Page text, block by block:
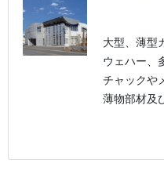
大型、薄型
ウェハー、
チャックや
薄物部材及